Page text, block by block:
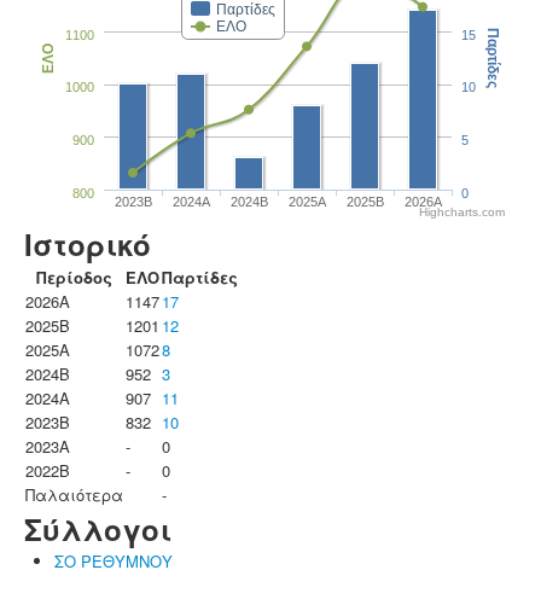
Παρτίδες
ΕΛΟ
2023B 2024A 2024B 2025A 2025B 2026A
800
900
1000
1100
ΕΛΟ
0
5
10
15 Παρτίδες
Highcharts.com
Ιστορικό
Περίοδος ΕΛΟΠαρτίδες
2026A
114717
2025B
1201 12
2025A
10728
2024B
952 3
2024A
907 11
2023B
832 10
2023Α
-
0
2022B
-
0
Παλαιότερα
-
Σύλλογοι
ΣΟ ΡΕΘΥΜΝΟΥ